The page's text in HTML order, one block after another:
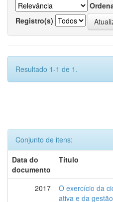
Registro(s)
Resultado 1-1 de 1.
Conjunto de itens:
Data do
documento
Título
2017
O exercício da
ativa e da gestão